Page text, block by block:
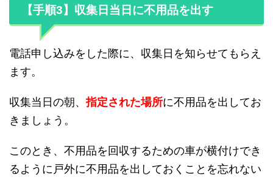
【手順3】収集日当日に不用品を出す
電話申し込みをした際に、収集日を知らせてもらえ
ます。
収集当日の朝、指定された場所に不用品を出してお
きましょう。
このとき、不用品を回収するための車が横付けでき
るように戸外に不用品を出しておくことを忘れない